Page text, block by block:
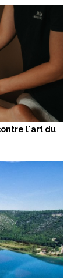
l'art du